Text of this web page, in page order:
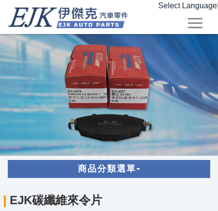
Select Language
商品分類選單
EJK碳纖維來令片